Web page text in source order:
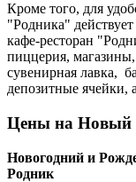
Кроме того, для
"Родника"
кафе-ресторан
пиццерия,
сувенирная лавка,
депозитные ячейки,
Цены на Новый
Новогодний и
Родник